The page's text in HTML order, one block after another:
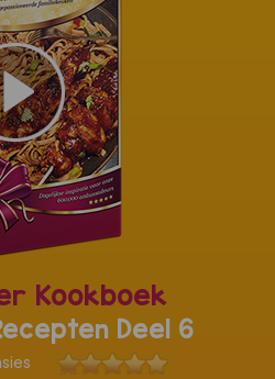
Kookboek
Deel 6